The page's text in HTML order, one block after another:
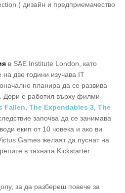
( дизайн и предприемачество
в SAE Institute London, като
две години изучава IT
планира да се развива
Дори е работил върху филми
Fallen, The Expendables 3, The
започва да се занимава
екип от 10 човека и ако ви
Games желаят да пуснат на
в тяхната Kickstarter
за да разбереш повече за